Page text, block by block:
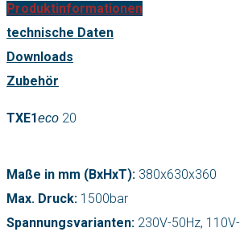
Produktinformationen
technische Daten
Downloads
Zubehör
TXE1eco 20
Maße in mm (BxHxT): 380x630x360
Max. Druck: 1500bar
Spannungsvarianten: 230V-50Hz,